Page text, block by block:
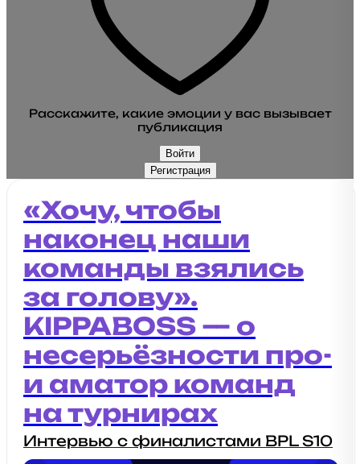
Расскажите, какие эмоции у вас вызывает
публикация
Войти
Регистрация
«Хочу, чтобы
наконец наши
команды взялись
за голову».
KIPPABOSS — о
несерьёзности про-
и аматор команд
на турнирах
Интервью с финалистами BPL S10